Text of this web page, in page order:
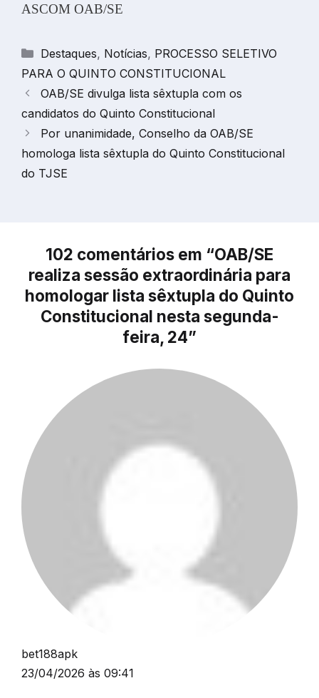
ASCOM OAB/SE
Categorias
Destaques, Notícias, PROCESSO SELETIVO
PARA O QUINTO CONSTITUCIONAL
OAB/SE divulga lista sêxtupla com os
candidatos do Quinto Constitucional
Por unanimidade, Conselho da OAB/SE
homologa lista sêxtupla do Quinto Constitucional
do TJSE
102 comentários em “OAB/SE
realiza sessão extraordinária para
homologar lista sêxtupla do Quinto
Constitucional nesta segunda-
feira, 24”
bet188apk
23/04/2026 às 09:41